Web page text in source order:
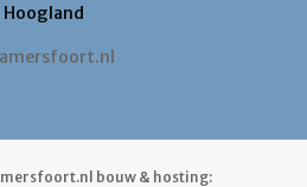
Hoogland
bouw & hosting: